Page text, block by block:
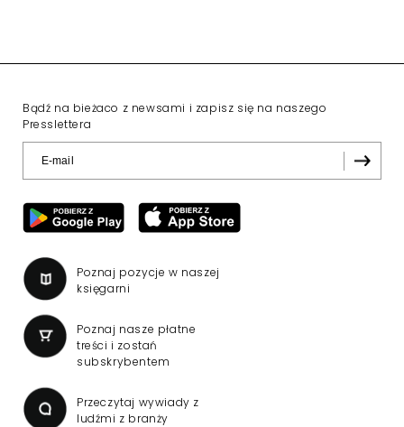
Bądź na bieżaco z newsami i zapisz się na naszego
Presslettera
Poznaj pozycje w naszej
księgarni
Poznaj nasze płatne
treści i zostań
subskrybentem
Przeczytaj wywiady z
ludźmi z branży